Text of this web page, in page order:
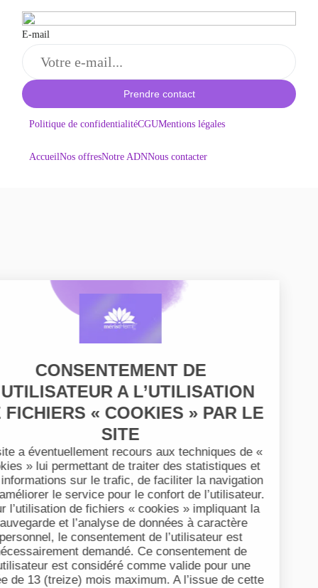
E-mail
Prendre contact
Politique de confidentialitéCGUMentions légales
AccueilNos offresNotre ADNNous contacter